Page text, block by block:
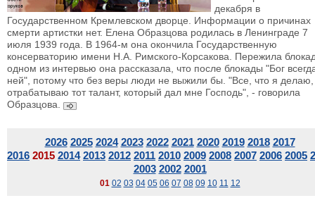
декабря в
Государственном Кремлевском дворце. Информации о причинах
смерти артистки нет. Елена Образцова родилась в Ленинграде 7
июля 1939 года. В 1964-м она окончила Государственную
консерваторию имени Н.А. Римского-Корсакова. Пережила
одном из интервью она рассказала, что после блокады "Бог
ней", потому что без веры люди не выжили бы. "Все, что я
отрабатываю тот талант, который дал мне Господь", - говорила
Образцова.
2026 2025 2024 2023 2022 2021 2020 2019 2018 2017
2016 2015 2014 2013 2012 2011 2010 2009 2008 2007 2006 2005
2003 2002 2001
01 02 03 04 05 06 07 08 09 10 11 12